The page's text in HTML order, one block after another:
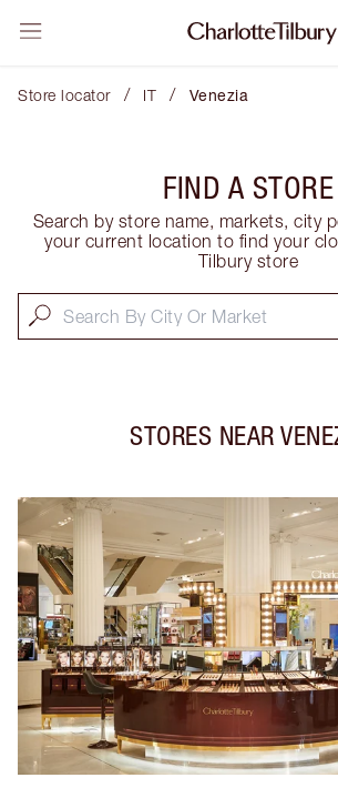
Store locator / IT / Venezia
FIND A STORE
Search by store name, markets, city
your current location to find your
Tilbury store
STORES NEAR